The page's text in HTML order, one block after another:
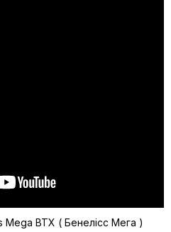
BTX ( Бенелісс Мега )